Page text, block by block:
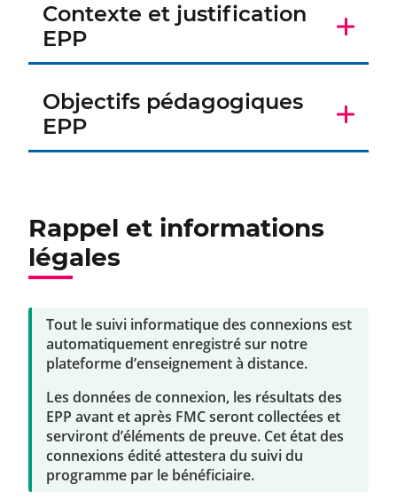
Contexte et justification
EPP
Objectifs pédagogiques
EPP
Rappel et informations
légales
Tout le suivi informatique des connexions est
automatiquement enregistré sur notre
plateforme d’enseignement à distance.
Les données de connexion, les résultats des
EPP avant et après FMC seront collectées et
serviront d’éléments de preuve. Cet état des
connexions édité attestera du suivi du
programme par le bénéficiaire.